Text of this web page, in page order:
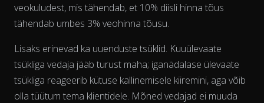
veokuludest, mis tähendab, et 10% diisli hinna tõus
tähendab umbes 3% veohinna tõusu.
Lisaks erinevad ka uuenduste tsüklid. Kuuülevaate
tsükliga vedaja jääb turust maha; iganädalase ülevaate
tsükliga reageerib kütuse kallinemisele kiiremini, aga võib
olla tüütum tema klientidele. Mõned vedajad ei muuda